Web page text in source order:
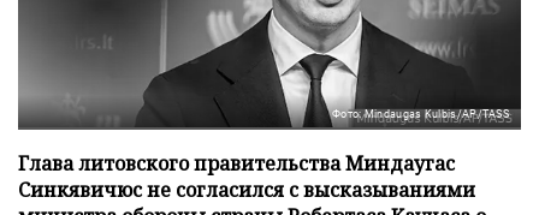
Фото: Mindaugas Kulbis/AP/TASS
Глава литовского правительства Миндаугас
Синкявичюс не согласился с высказываниями